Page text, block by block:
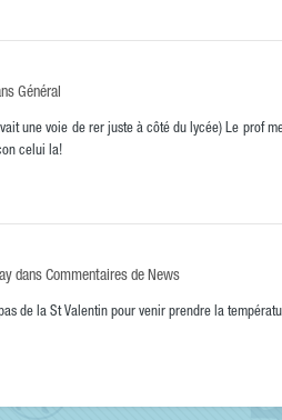
Général
une voie de rer juste à côté du lycée) Le prof
celui la!
dans Commentaires de News
de la St Valentin pour venir prendre la